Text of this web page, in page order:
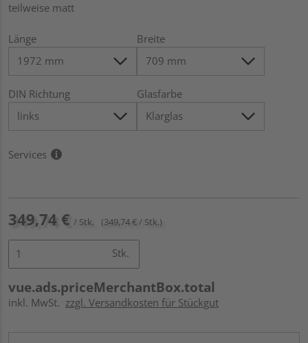
teilweise matt
Länge Breite
DIN Richtung Glasfarbe
Services
349,74 € / Stk. (349,74 € / Stk.)
Stk.
vue.ads.priceMerchantBox.total
inkl. MwSt. zzgl. Versandkosten für Stückgut